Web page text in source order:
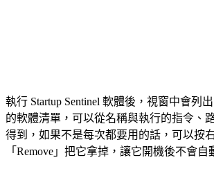
執行 Startup Sentinel 軟體後，視窗中會列
的軟體清單，可以從名稱與執行的指令、
得到，如果不是每次都要用的話，可以按
「Remove」把它拿掉，讓它開機後不會自